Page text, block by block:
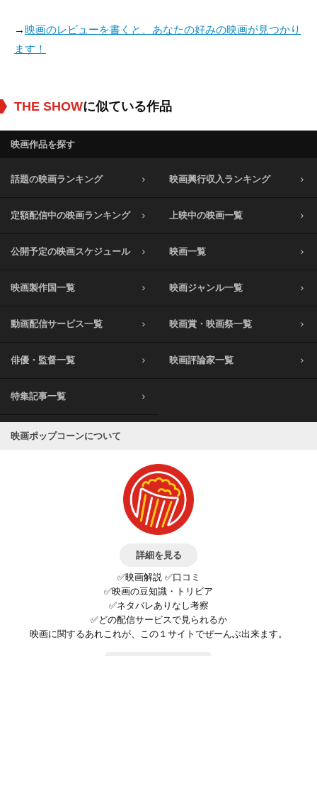
→映画のレビューを書くと、あなたの好みの映画が見つかり
ます！
THE SHOWに似ている作品
映画作品を探す
話題の映画ランキング 映画興行収入ランキング
定額配信中の映画ランキング 上映中の映画一覧
公開予定の映画スケジュール 映画一覧
映画製作国一覧 映画ジャンル一覧
動画配信サービス一覧 映画賞・映画祭一覧
俳優・監督一覧 映画評論家一覧
特集記事一覧
映画ポップコーンについて
詳細を見る
✅映画解説 ✅口コミ
✅映画の豆知識・トリビア
✅ネタバレありなし考察
✅どの配信サービスで見られるか
映画に関するあれこれが、この１サイトでぜーんぶ出来ます。